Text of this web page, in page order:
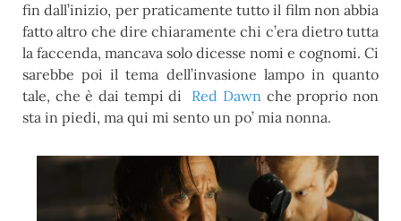
fin dall’inizio, per praticamente tutto il film non abbia
fatto altro che dire chiaramente chi c’era dietro tutta
la faccenda, mancava solo dicesse nomi e cognomi. Ci
sarebbe poi il tema dell’invasione lampo in quanto
tale, che è dai tempi di Red Dawn che proprio non
sta in piedi, ma qui mi sento un po’ mia nonna.